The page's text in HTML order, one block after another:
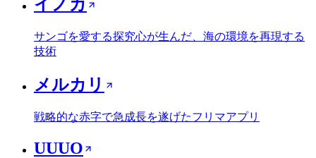
イノカ
サンゴを愛する探究心が生んだ、海の環境を再現する
技術
メルカリ
戦略的な赤字で急成長を遂げたフリマアプリ
UUUO